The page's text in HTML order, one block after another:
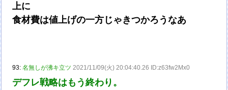
上に
食材費は値上げの一方じゃきつかろうなあ
93:名無しが沸キ立ツ 2021/11/09(火) 20:04:40.26 ID:z63fw2Mx0
デフレ戦略はもう終わり。